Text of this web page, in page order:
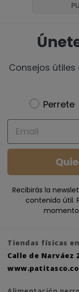
Consejos
Newsletter
Perrete
Email
Recibirás la
contenido útil.
Tiendas físicas en
Calle de Narváez